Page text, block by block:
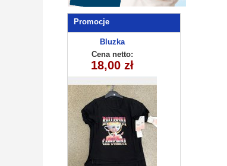
Promocje
Bluzka
dziewczęca
270625-1(6-16)
6szt
Cena netto:
18,00 zł